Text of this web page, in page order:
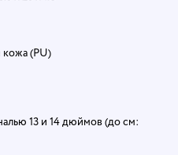
кожа (PU)
13 и 14 дюймов (до см: